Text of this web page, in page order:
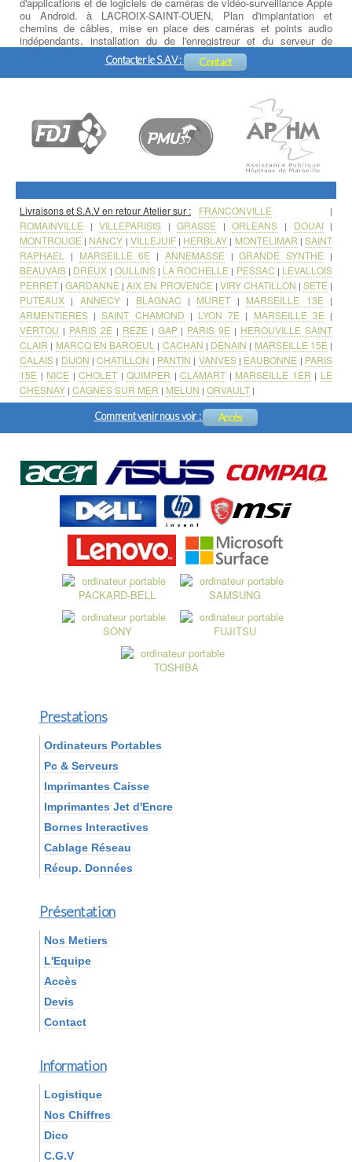
ou Android. à LACROIX-SAINT-OUEN, Plan d'implantation et
chemins de câbles, mise en place des caméras et points audio
indépendants, installation du de l'enregistreur et du serveur de
données, paramétrage et formation logicielle, initiation à la prise en
main à distance sur PC, Tablette ou Smartphone.
Contacter le S.A.V : Contact
Livraisons et S.A.V en retour Atelier sur : FRANCONVILLE |
ROMAINVILLE |VILLEPARISIS |GRASSE |ORLEANS | DOUAI|
MONTROUGE | NANCY | VILLEJUIF| HERBLAY | MONTELIMAR |SAINT
RAPHAEL
| MARSEILLE 6E | ANNEMASSE |GRANDE SYNTHE |
BEAUVAIS | DREUX | OULLINS| LA ROCHELLE | PESSAC | LEVALLOIS
PERRET |GARDANNE |AIX EN PROVENCE | VIRY CHATILLON | SETE |
PUTEAUX | ANNECY| BLAGNAC | MURET | MARSEILLE 13E |
ARMENTIERES |SAINT CHAMOND | LYON 7E | MARSEILLE 3E |
VERTOU | PARIS 2E | REZE | GAP| PARIS 9E | HEROUVILLE SAINT
CLAIR | MARCQ EN BAROEUL | CACHAN | DENAIN | MARSEILLE 15E |
CALAIS | DIJON |CHATILLON | PANTIN | VANVES| EAUBONNE | PARIS
15E | NICE |CHOLET |QUIMPER |CLAMART | MARSEILLE 1ER | LE
CHESNAY | CAGNES SUR MER | MELUN | ORVAULT |
Comment venir nous voir : Accès
Prestations
Ordinateurs Portables
Pc & Serveurs
Imprimantes Caisse
Imprimantes Jet d'Encre
Bornes Interactives
Cablage Réseau
Récup. Données
Présentation
Nos Metiers
L'Equipe
Accès
Devis
Contact
Information
Logistique
Nos Chiffres
Dico
C.G.V